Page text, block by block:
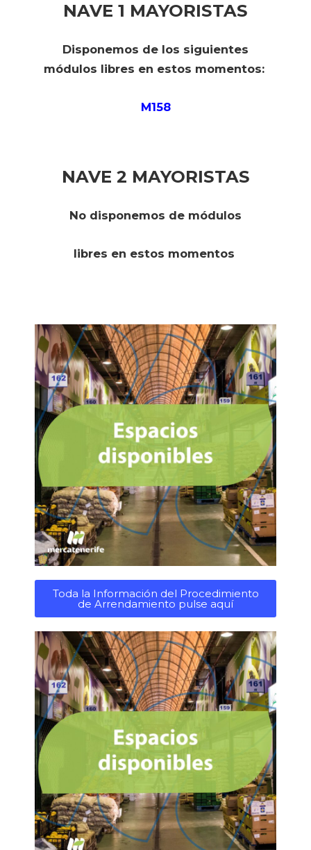
NAVE 1 MAYORISTAS
Disponemos de los siguientes
módulos libres en estos momentos:
M158
NAVE 2 MAYORISTAS
No disponemos de módulos
libres en estos momentos
Toda la Información del Procedimiento
de Arrendamiento pulse aquí